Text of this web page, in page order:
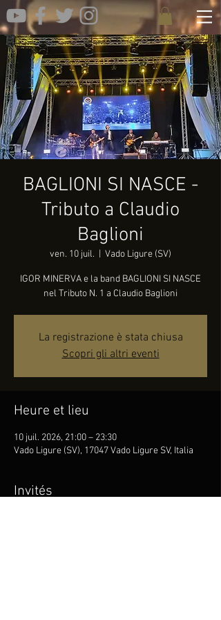
BAGLIONI SI NASCE -
Tributo a Claudio
Baglioni
ven. 10 juil. Vado Ligure (SV)
IGOR MINERVA e la band BAGLIONI SI NASCE
nel Tributo N. 1 a Claudio Baglioni
La registrazione è stata chiusa
Scopri gli altri eventi
Heure et lieu
10 juil. 2026, 21:00 – 23:30
Vado Ligure (SV), 17047 Vado Ligure SV, Italia
Invités